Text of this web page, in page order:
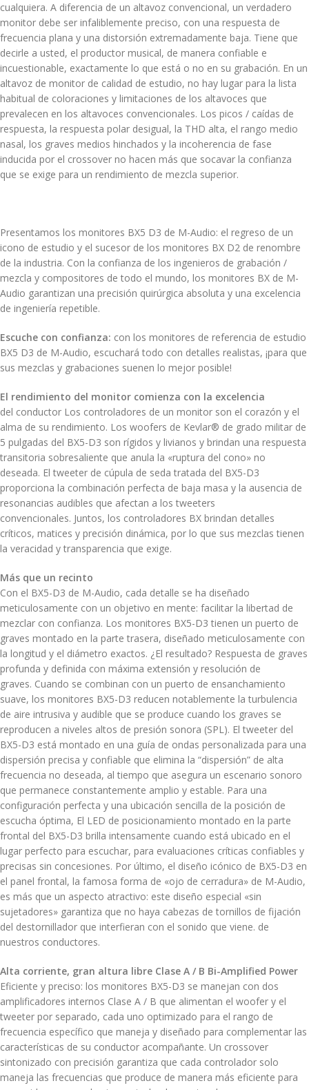
cualquiera. A diferencia de un altavoz convencional, un verdadero
monitor debe ser infaliblemente preciso, con una respuesta de
frecuencia plana y una distorsión extremadamente baja. Tiene que
decirle a usted, el productor musical, de manera confiable e
incuestionable, exactamente lo que está o no en su grabación. En un
altavoz de monitor de calidad de estudio, no hay lugar para la lista
habitual de coloraciones y limitaciones de los altavoces que
prevalecen en los altavoces convencionales. Los picos / caídas de
respuesta, la respuesta polar desigual, la THD alta, el rango medio
nasal, los graves medios hinchados y la incoherencia de fase
inducida por el crossover no hacen más que socavar la confianza
que se exige para un rendimiento de mezcla superior.
Presentamos los monitores BX5 D3 de M-Audio: el regreso de un
icono de estudio y el sucesor de los monitores BX D2 de renombre
de la industria. Con la confianza de los ingenieros de grabación /
mezcla y compositores de todo el mundo, los monitores BX de M-
Audio garantizan una precisión quirúrgica absoluta y una excelencia
de ingeniería repetible.
Escuche con confianza: con los monitores de referencia de estudio
BX5 D3 de M-Audio, escuchará todo con detalles realistas, ¡para que
sus mezclas y grabaciones suenen lo mejor posible!
El rendimiento del monitor comienza con la excelencia
del conductor Los controladores de un monitor son el corazón y el
alma de su rendimiento. Los woofers de Kevlar® de grado militar de
5 pulgadas del BX5-D3 son rígidos y livianos y brindan una respuesta
transitoria sobresaliente que anula la «ruptura del cono» no
deseada. El tweeter de cúpula de seda tratada del BX5-D3
proporciona la combinación perfecta de baja masa y la ausencia de
resonancias audibles que afectan a los tweeters
convencionales. Juntos, los controladores BX brindan detalles
críticos, matices y precisión dinámica, por lo que sus mezclas tienen
la veracidad y transparencia que exige.
Más que un recinto
Con el BX5-D3 de M-Audio, cada detalle se ha diseñado
meticulosamente con un objetivo en mente: facilitar la libertad de
mezclar con confianza. Los monitores BX5-D3 tienen un puerto de
graves montado en la parte trasera, diseñado meticulosamente con
la longitud y el diámetro exactos. ¿El resultado? Respuesta de graves
profunda y definida con máxima extensión y resolución de
graves. Cuando se combinan con un puerto de ensanchamiento
suave, los monitores BX5-D3 reducen notablemente la turbulencia
de aire intrusiva y audible que se produce cuando los graves se
reproducen a niveles altos de presión sonora (SPL). El tweeter del
BX5-D3 está montado en una guía de ondas personalizada para una
dispersión precisa y confiable que elimina la “dispersión” de alta
frecuencia no deseada, al tiempo que asegura un escenario sonoro
que permanece constantemente amplio y estable. Para una
configuración perfecta y una ubicación sencilla de la posición de
escucha óptima, El LED de posicionamiento montado en la parte
frontal del BX5-D3 brilla intensamente cuando está ubicado en el
lugar perfecto para escuchar, para evaluaciones críticas confiables y
precisas sin concesiones. Por último, el diseño icónico de BX5-D3 en
el panel frontal, la famosa forma de «ojo de cerradura» de M-Audio,
es más que un aspecto atractivo: este diseño especial «sin
sujetadores» garantiza que no haya cabezas de tornillos de fijación
del destornillador que interfieran con el sonido que viene. de
nuestros conductores.
Alta corriente, gran altura libre Clase A / B Bi-Amplified Power
Eficiente y preciso: los monitores BX5-D3 se manejan con dos
amplificadores internos Clase A / B que alimentan el woofer y el
tweeter por separado, cada uno optimizado para el rango de
frecuencia específico que maneja y diseñado para complementar las
características de su conductor acompañante. Un crossover
sintonizado con precisión garantiza que cada controlador solo
maneja las frecuencias que produce de manera más eficiente para